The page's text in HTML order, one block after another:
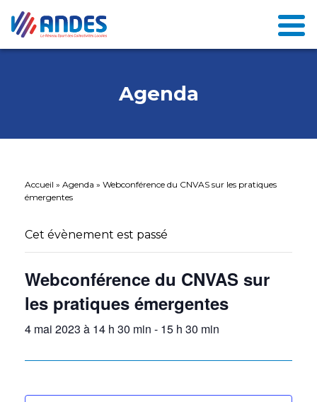
Agenda
Accueil » Agenda » Webconférence du CNVAS sur les pratiques
émergentes
Cet évènement est passé
Webconférence du CNVAS sur
les pratiques émergentes
4 mai 2023 à 14 h 30 min - 15 h 30 min